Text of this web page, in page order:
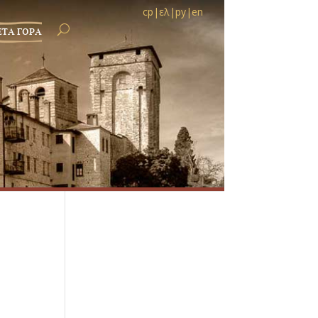
ГОРА
ср |ελ|ру|en